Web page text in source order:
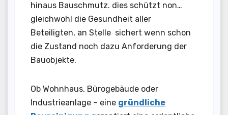
hinaus Bauschmutz. dies schützt non…
gleichwohl die Gesundheit aller
Beteiligten, an Stelle sichert wenn schon
die Zustand noch dazu Anforderung der
Bauobjekte.
Ob Wohnhaus, Bürogebäude oder
Industrieanlage – eine gründliche